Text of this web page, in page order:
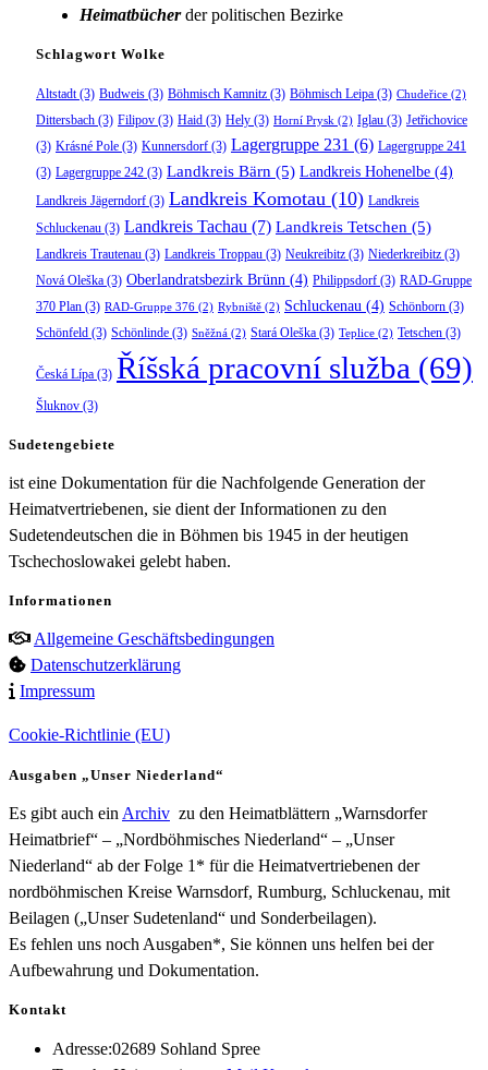
Heimatbücherder politischen Bezirke
Schlagwort Wolke
Altstadt(3) Budweis (3) Böhmisch Kamnitz (3) Böhmisch Leipa (3) Chudeřice (2)
Dittersbach (3) Filipov (3) Haid (3) Hely (3) Horní Prysk (2) Iglau (3) Jetřichovice
(3) Krásné Pole (3) Kunnersdorf (3) Lagergruppe 231 (6) Lagergruppe 241
(3) Lagergruppe 242 (3) Landkreis Bärn (5) Landkreis Hohenelbe (4)
Landkreis Jägerndorf (3) Landkreis Komotau (10) Landkreis
Schluckenau (3) Landkreis Tachau (7) Landkreis Tetschen (5)
Landkreis Trautenau (3) Landkreis Troppau (3) Neukreibitz (3) Niederkreibitz (3)
Nová Oleška (3) Oberlandratsbezirk Brünn (4) Philippsdorf (3) RAD-Gruppe
370 Plan (3) RAD-Gruppe 376 (2) Rybniště (2) Schluckenau (4) Schönborn (3)
Schönfeld (3) Schönlinde (3) Sněžná (2) Stará Oleška (3) Teplice (2) Tetschen (3)
Česká Lípa (3) Říšská pracovní služba (69)
Šluknov (3)
Sudetengebiete
ist eine Dokumentation für die Nachfolgende Generation der
Heimatvertriebenen, sie dient der Informationen zu den
Sudetendeutschen die in Böhmen bis 1945 in der heutigen
Tschechoslowakei gelebt haben.
Informationen
Allgemeine Geschäftsbedingungen
Datenschutzerklärung
Impressum
Cookie-Richtlinie (EU)
Ausgaben „Unser Niederland“
Es gibt auch ein Archiv zu den Heimatblättern „Warnsdorfer
Heimatbrief“ – „Nordböhmisches Niederland“ – „Unser
Niederland“ ab der Folge 1* für die Heimatvertriebenen der
nordböhmischen Kreise Warnsdorf, Rumburg, Schluckenau, mit
Beilagen („Unser Sudetenland“ und Sonderbeilagen).
Es fehlen uns noch Ausgaben*, Sie können uns helfen bei der
Aufbewahrung und Dokumentation.
Kontakt
Adresse:02689 Sohland Spree